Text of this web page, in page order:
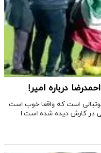
درباره امیر!
فوتبالی است که واقعا خوب است
در کارش دیده شده است.ا